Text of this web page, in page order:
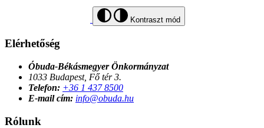
Kontraszt mód
Elérhetőség
Óbuda-Békásmegyer Önkormányzat
1033 Budapest, Fő tér 3.
Telefon: +36 1 437 8500
E-mail cím: info@obuda.hu
Rólunk